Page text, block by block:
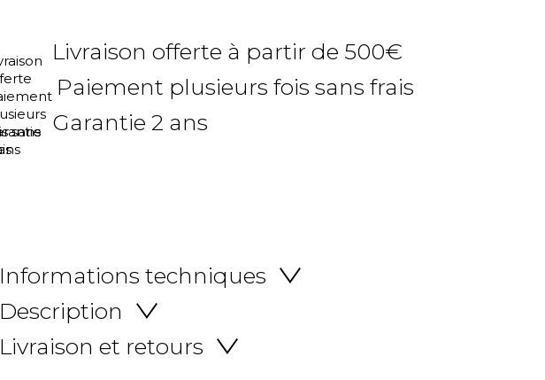
Livraison offerte à partir de 500€
Paiement plusieurs fois sans frais
Garantie 2 ans
Informations techniques
Description
Livraison et retours